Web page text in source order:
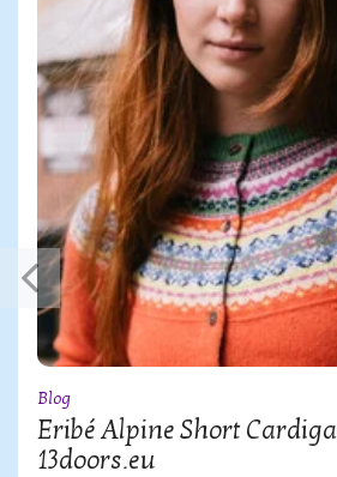
Blog
Eribé Alpine Short
13doors.eu